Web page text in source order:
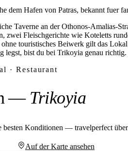
dem Hafen von Patras, bekannt fuer
Taverne an der Othonos-Amalias-
zwei Fleischgerichte wie Koteletts
touristisches Beiwerk gilt das
legst, bist du bei Trikoyia genau richtig.
· Restaurant
— Trikoyia
besten Konditionen — travelperfect
Auf der Karte ansehen